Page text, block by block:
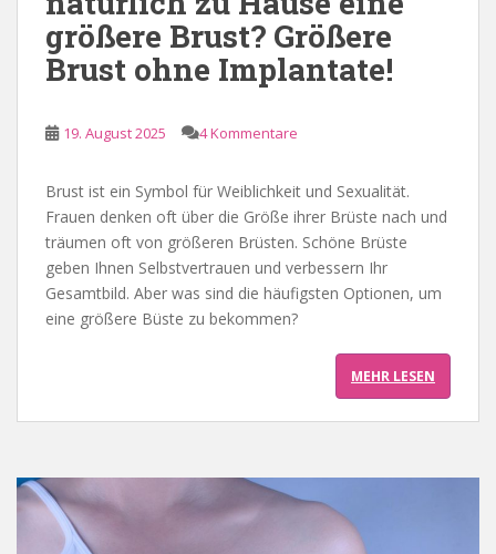
größere Brust? Größere
Brust ohne Implantate!
19. August 2025 4 Kommentare
Brust ist ein Symbol für Weiblichkeit und Sexualität.
Frauen denken oft über die Größe ihrer Brüste nach und
träumen oft von größeren Brüsten. Schöne Brüste
geben Ihnen Selbstvertrauen und verbessern Ihr
Gesamtbild. Aber was sind die häufigsten Optionen, um
eine größere Büste zu bekommen?
MEHR LESEN